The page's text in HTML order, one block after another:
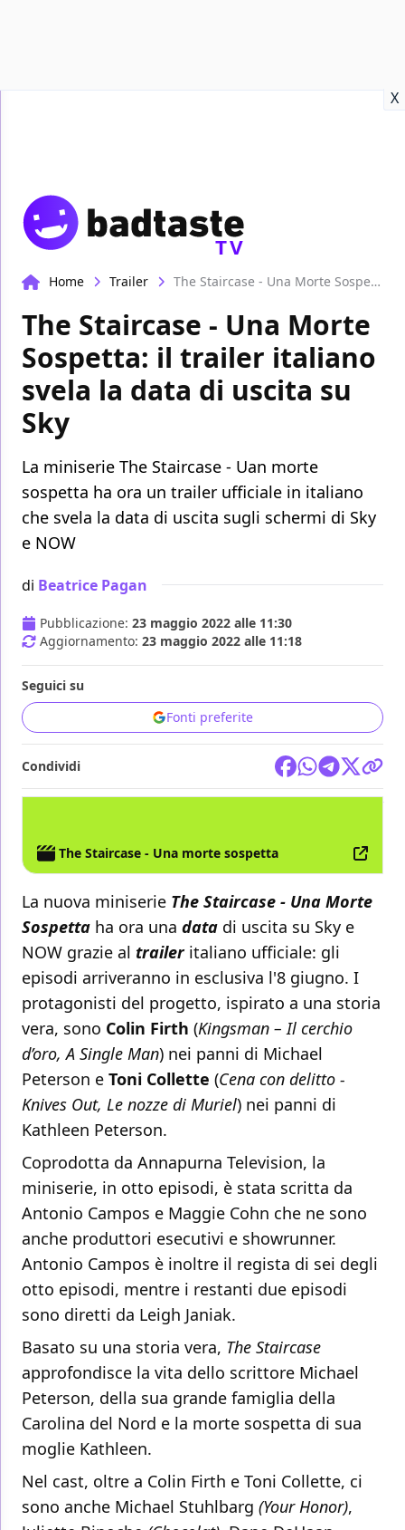
X
TV
Home Trailer The Staircase - Una Morte Sospetta: il trailer italiano svela la data di uscita su Sky
The Staircase - Una Morte
Sospetta: il trailer italiano
svela la data di uscita su
Sky
La miniserie The Staircase - Uan morte
sospetta ha ora un trailer ufficiale in italiano
che svela la data di uscita sugli schermi di Sky
e NOW
di Beatrice Pagan
Pubblicazione: 23 maggio 2022 alle 11:30
Aggiornamento: 23 maggio 2022 alle 11:18
Seguici su
Fonti preferite
Condividi
The Staircase - Una morte sospetta
La nuova miniserie The Staircase - Una Morte
Sospetta ha ora una data di uscita su Sky e
NOW grazie al trailer italiano ufficiale: gli
episodi arriveranno in esclusiva l'8 giugno. I
protagonisti del progetto, ispirato a una storia
vera, sono Colin Firth (Kingsman – Il cerchio
d’oro, A Single Man) nei panni di Michael
Peterson e Toni Collette (Cena con delitto -
Knives Out, Le nozze di Muriel) nei panni di
Kathleen Peterson.
Coprodotta da Annapurna Television, la
miniserie, in otto episodi, è stata scritta da
Antonio Campos e Maggie Cohn che ne sono
anche produttori esecutivi e showrunner.
Antonio Campos è inoltre il regista di sei degli
otto episodi, mentre i restanti due episodi
sono diretti da Leigh Janiak.
Basato su una storia vera, The Staircase
approfondisce la vita dello scrittore Michael
Peterson, della sua grande famiglia della
Carolina del Nord e la morte sospetta di sua
moglie Kathleen.
Nel cast, oltre a Colin Firth e Toni Collette, ci
sono anche Michael Stuhlbarg (Your Honor),